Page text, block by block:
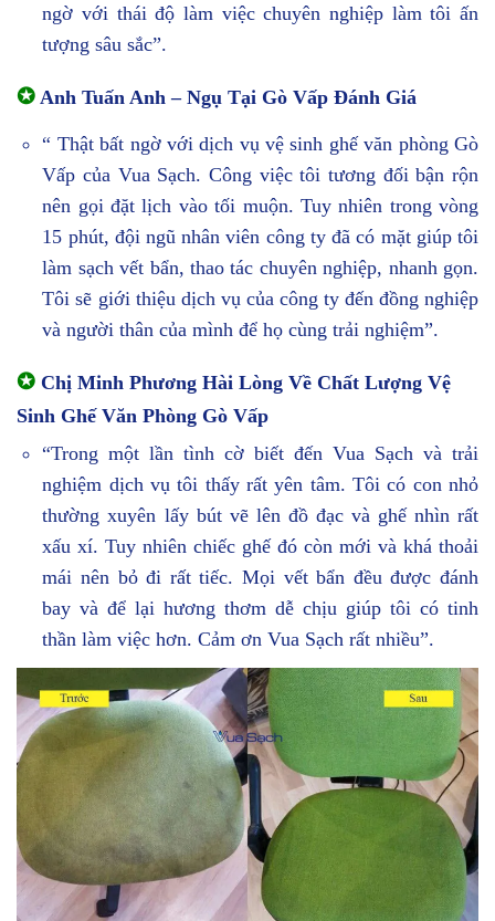
ngờ với thái độ làm việc chuyên nghiệp làm tôi ấn
tượng sâu sắc”.
✪ Anh Tuấn Anh – Ngụ Tại Gò Vấp Đánh Giá
“ Thật bất ngờ với dịch vụ vệ sinh ghế văn phòng Gò
Vấp của Vua Sạch. Công việc tôi tương đối bận rộn
nên gọi đặt lịch vào tối muộn. Tuy nhiên trong vòng
15 phút, đội ngũ nhân viên công ty đã có mặt giúp tôi
làm sạch vết bẩn, thao tác chuyên nghiệp, nhanh gọn.
Tôi sẽ giới thiệu dịch vụ của công ty đến đồng nghiệp
và người thân của mình để họ cùng trải nghiệm”.
✪ Chị Minh Phương Hài Lòng Về Chất Lượng Vệ
Sinh Ghế Văn Phòng Gò Vấp
“Trong một lần tình cờ biết đến Vua Sạch và trải
nghiệm dịch vụ tôi thấy rất yên tâm. Tôi có con nhỏ
thường xuyên lấy bút vẽ lên đồ đạc và ghế nhìn rất
xấu xí. Tuy nhiên chiếc ghế đó còn mới và khá thoải
mái nên bỏ đi rất tiếc. Mọi vết bẩn đều được đánh
bay và để lại hương thơm dễ chịu giúp tôi có tinh
thần làm việc hơn. Cảm ơn Vua Sạch rất nhiều”.